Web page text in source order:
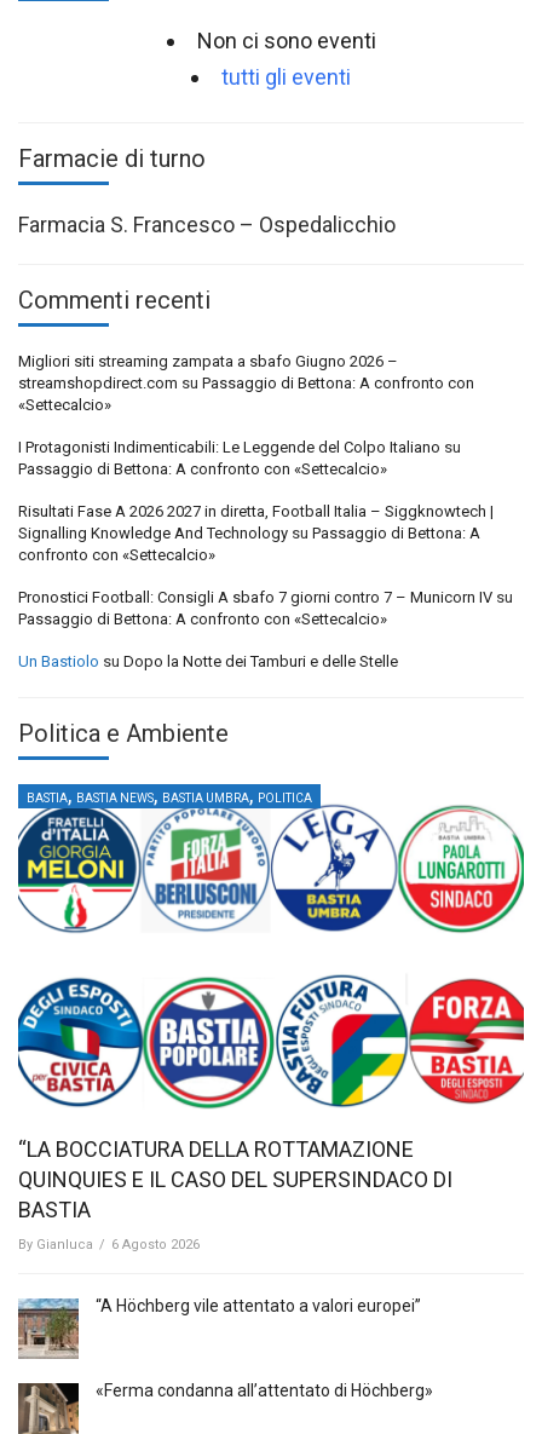
Non ci sono eventi
tutti gli eventi
Farmacie di turno
Farmacia S. Francesco – Ospedalicchio
Commenti recenti
Migliori siti streaming zampata a sbafo Giugno 2026 –
streamshopdirect.com su Passaggio di Bettona: A confronto con
«Settecalcio»
I Protagonisti Indimenticabili: Le Leggende del Colpo Italiano su
Passaggio di Bettona: A confronto con «Settecalcio»
Risultati Fase A 2026 2027 in diretta, Football Italia – Siggknowtech |
Signalling Knowledge And Technology su Passaggio di Bettona: A
confronto con «Settecalcio»
Pronostici Football: Consigli A sbafo 7 giorni contro 7 – Municorn IV su
Passaggio di Bettona: A confronto con «Settecalcio»
Un Bastiolo su Dopo la Notte dei Tamburi e delle Stelle
Politica e Ambiente
BASTIA, BASTIA NEWS, BASTIA UMBRA, POLITICA
“LA BOCCIATURA DELLA ROTTAMAZIONE
QUINQUIES E IL CASO DEL SUPERSINDACO DI
BASTIA
By Gianluca / 6 Agosto 2026
“A Höchberg vile attentato a valori europei”
«Ferma condanna all’attentato di Höchberg»